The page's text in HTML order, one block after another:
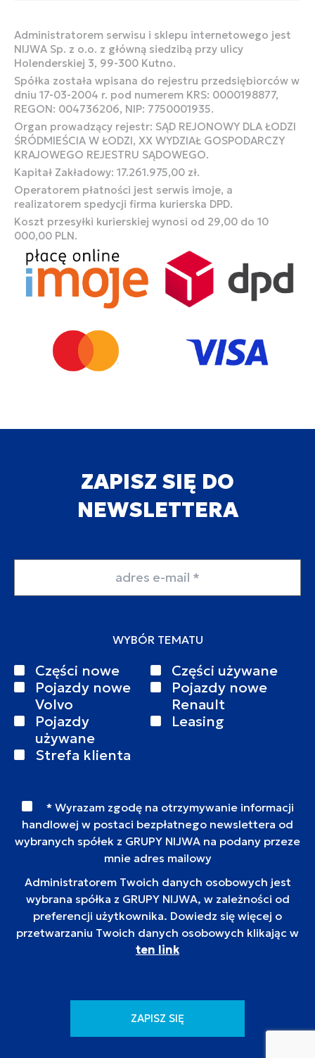
Administratorem serwisu i sklepu internetowego jest
NIJWA Sp. z o.o. z główną siedzibą przy ulicy
Holenderskiej 3, 99-300 Kutno.
Spółka została wpisana do rejestru przedsiębiorców w
dniu 17-03-2004 r. pod numerem KRS: 0000198877,
REGON: 004736206, NIP: 7750001935.
Organ prowadzący rejestr: SĄD REJONOWY DLA ŁODZI
ŚRÓDMIEŚCIA W ŁODZI, XX WYDZIAŁ GOSPODARCZY
KRAJOWEGO REJESTRU SĄDOWEGO.
Kapitał Zakładowy: 17.261.975,00 zł.
Operatorem płatności jest serwis imoje, a
realizatorem spedycji firma kurierska DPD.
Koszt przesyłki kurierskiej wynosi od 29,00 do 10
000,00 PLN.
ZAPISZ SIĘ DO
NEWSLETTERA
WYBÓR TEMATU
Części nowe
Części używane
Pojazdy nowe
Volvo
Pojazdy nowe
Renault
Pojazdy
używane
Leasing
Strefa klienta
* Wyrazam zgodę na otrzymywanie informacji
handlowej w postaci bezpłatnego newslettera od
wybranych spółek z GRUPY NIJWA na podany przeze
mnie adres mailowy
Administratorem Twoich danych osobowych jest
wybrana spółka z GRUPY NIJWA, w zależności od
preferencji użytkownika. Dowiedz się więcej o
przetwarzaniu Twoich danych osobowych klikając w
ten link